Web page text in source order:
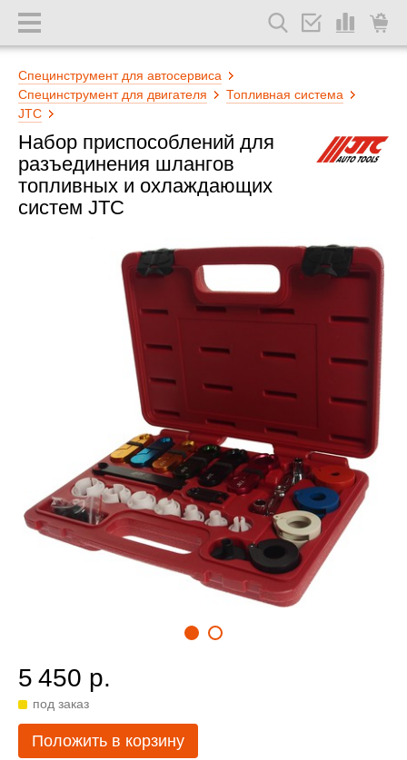
Специнструмент для автосервиса
Специнструмент для двигателя
Топливная система
JTC
Набор приспособлений для
разъединения шлангов
топливных и охлаждающих
систем JTC
5 450 р.
под заказ
Положить в корзину